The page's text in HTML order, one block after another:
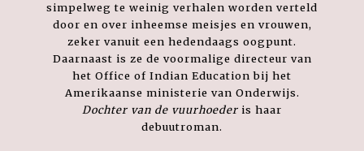
simpelweg te weinig verhalen worden verteld
door en over inheemse meisjes en vrouwen,
zeker vanuit een hedendaags oogpunt.
Daarnaast is ze de voormalige directeur van
het Office of Indian Education bij het
Amerikaanse ministerie van Onderwijs.
Dochter van de vuurhoeder is haar
debuutroman.